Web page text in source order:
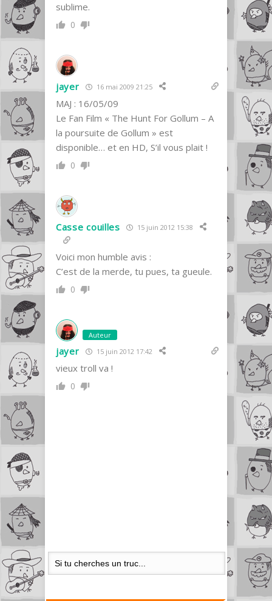
sublime.
0
jayer 16 mai 2009 21:25
MAJ : 16/05/09
Le Fan Film « The Hunt For Gollum – A
la poursuite de Gollum » est
disponible… et en HD, S’il vous plait !
0
Casse couilles 15 juin 2012 15:38
Voici mon humble avis :
C’est de la merde, tu pues, ta gueule.
0
Auteur
jayer 15 juin 2012 17:42
vieux troll va !
0